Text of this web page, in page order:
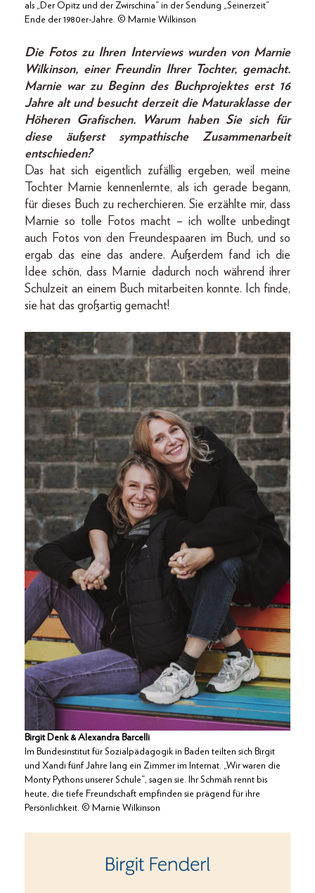
als „Der Opitz und der Zwirschina“ in der Sendung „Seinerzeit“
Ende der 1980er-Jahre. © Marnie Wilkinson
Die Fotos zu Ihren Interviews wurden von Marnie
Wilkinson, einer Freundin Ihrer Tochter, gemacht.
Marnie war zu Beginn des Buchprojektes erst 16
Jahre alt und besucht derzeit die Maturaklasse der
Höheren Grafischen. Warum haben Sie sich für
diese äußerst sympathische Zusammenarbeit
entschieden?
Das hat sich eigentlich zufällig ergeben, weil meine
Tochter Marnie kennenlernte, als ich gerade begann,
für dieses Buch zu recherchieren. Sie erzählte mir, dass
Marnie so tolle Fotos macht – ich wollte unbedingt
auch Fotos von den Freundespaaren im Buch, und so
ergab das eine das andere. Außerdem fand ich die
Idee schön, dass Marnie dadurch noch während ihrer
Schulzeit an einem Buch mitarbeiten konnte. Ich finde,
sie hat das großartig gemacht!
Birgit Denk & Alexandra Barcelli
Im Bundesinstitut für Sozialpädagogik in Baden teilten sich Birgit
und Xandi fünf Jahre lang ein Zimmer im Internat. „Wir waren die
Monty Pythons unserer Schule“, sagen sie. Ihr Schmäh rennt bis
heute, die tiefe Freundschaft empfinden sie prägend für ihre
Persönlichkeit. © Marnie Wilkinson